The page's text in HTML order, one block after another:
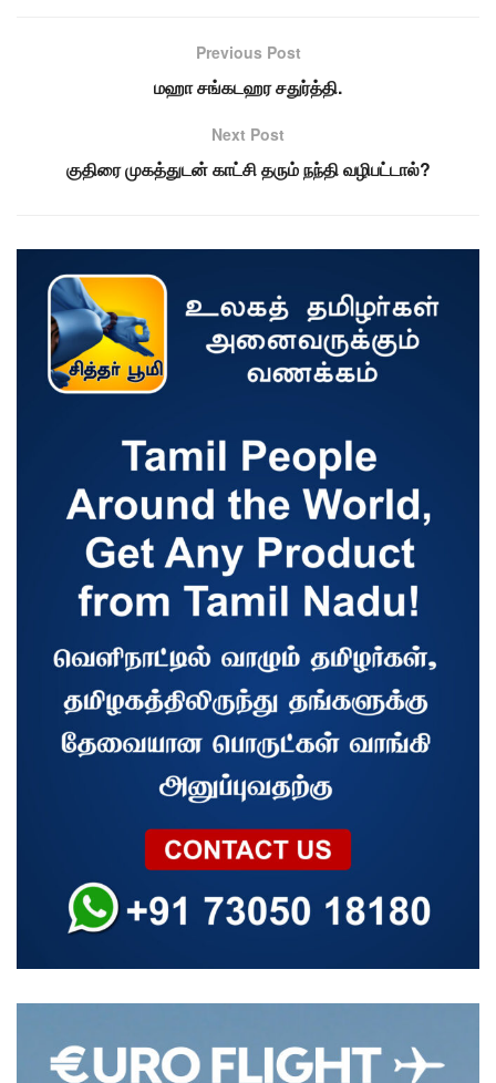
Previous Post
மஹா சங்கடஹர சதுர்த்தி.
Next Post
குதிரை முகத்துடன் காட்சி தரும் நந்தி வழிபட்டால்?